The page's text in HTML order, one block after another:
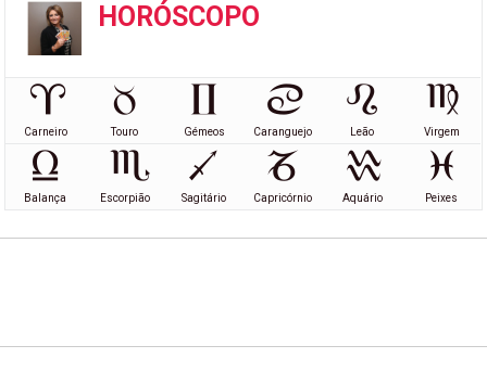
HORÓSCOPO
Carneiro Touro Gémeos Caranguejo Leão Virgem
Balança Escorpião Sagitário Capricórnio Aquário Peixes